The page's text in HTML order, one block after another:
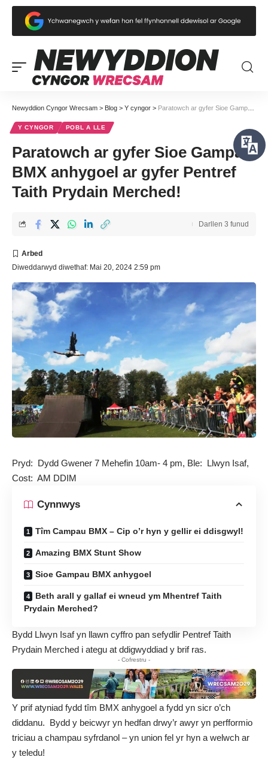
Newyddion Cyngor Wrecsam > Blog > Y cyngor > Paratowch ar gyfer Sioe Gampau BMX anhygoel ar gyfer Pentref Taith Prydain Merched!
Y CYNGOR POBL A LLE
Paratowch ar gyfer Sioe Gampau
BMX anhygoel ar gyfer Pentref
Taith Prydain Merched!
Diweddarwyd diwethaf: Mai 20, 2024 2:59 pm
Darllen 3 funud
Pryd: Dydd Gwener 7 Mehefin 10am- 4 pm, Ble: Llwyn Isaf,
Cost: AM DDIM
Cynnwys
Tîm Campau BMX – Cip o’r hyn y gellir ei ddisgwyl!
Amazing BMX Stunt Show
Sioe Gampau BMX anhygoel
Beth arall y gallaf ei wneud ym Mhentref Taith
Prydain Merched?
Bydd Llwyn Isaf yn llawn cyffro pan sefydlir Pentref Taith
Prydain Merched i ategu at ddigwyddiad y brif ras.
- Cofrestru -
Y prif atyniad fydd tîm BMX anhygoel a fydd yn sicr o’ch
diddanu. Bydd y beicwyr yn hedfan drwy’r awyr yn perfformio
triciau a champau syfrdanol – yn union fel yr hyn a welwch ar
y teledu!